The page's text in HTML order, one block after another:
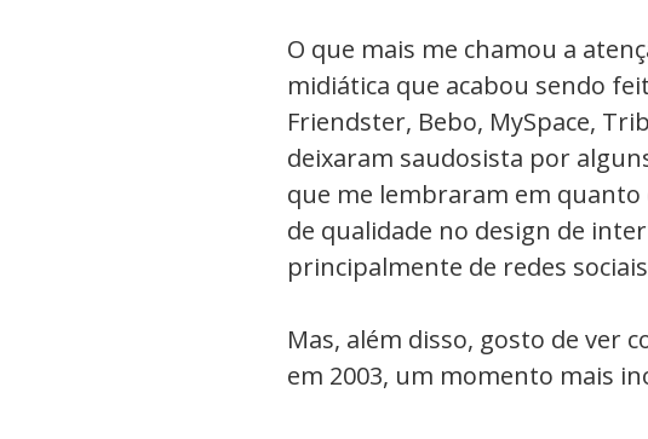
O que mais me chamou a
midiática que acabou sendo
Friendster, Bebo, MySpace,
deixaram saudosista por
que me lembraram em
de qualidade no design de
principalmente de redes
Mas, além disso, gosto de ver
em 2003, um momento mais